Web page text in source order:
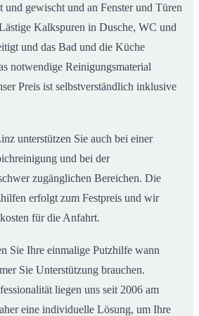
und gewischt und an Fenster und Türen
Kalkspuren in Dusche, WC und
und das Bad und die Küche
notwendige Reinigungsmaterial
Preis ist selbstverständlich inklusive
unterstützen Sie auch bei einer
und bei der
zugänglichen Bereichen. Die
erfolgt zum Festpreis und wir
für die Anfahrt.
Sie Ihre einmalige Putzhilfe wann
Sie Unterstützung brauchen.
liegen uns seit 2006 am
eine individuelle Lösung, um Ihre